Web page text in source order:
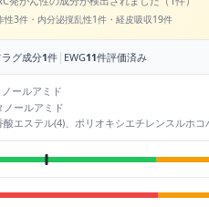
性3件・内分泌撹乱性1件・経皮吸収19件
ラグ成分1件 | EWG11件評価済み
ールアミド
ールアミド
エステル(4)、ポリオキシエチレンスルホ